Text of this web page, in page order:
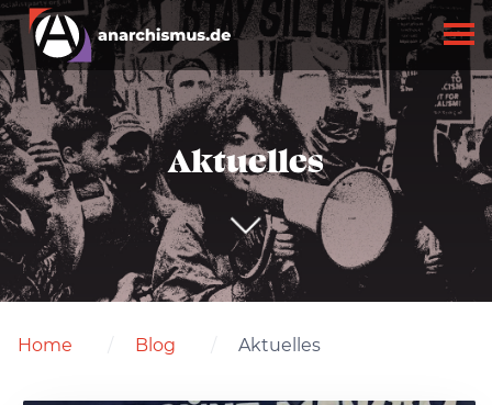
Aktuelles
Home Blog Aktuelles